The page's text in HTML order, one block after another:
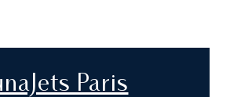
Paris